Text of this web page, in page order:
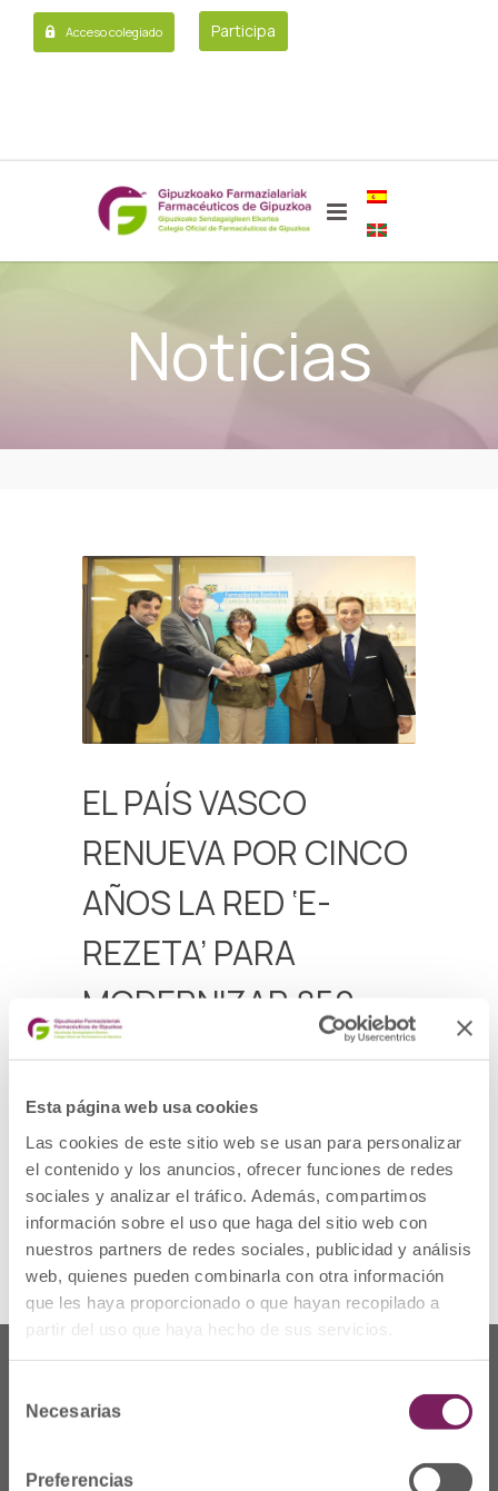
Esta página web usa cookies
Las cookies de este sitio web se usan para personalizar
el contenido y los anuncios, ofrecer funciones de redes
sociales y analizar el tráfico. Además, compartimos
información sobre el uso que haga del sitio web con
nuestros partners de redes sociales, publicidad y análisis
web, quienes pueden combinarla con otra información
que les haya proporcionado o que hayan recopilado a
partir del uso que haya hecho de sus servicios.
Necesarias
Preferencias
Acceso colegiado Participa
Noticias
EL PAÍS VASCO
RENUEVA POR CINCO
AÑOS LA RED ‘E-
REZETA’ PARA
MODERNIZAR 850
FARMACIAS
Los tres Colegios Oficiales de
renovación de su acuerdo garantizando la
conectividad y su evolución hacia redes SD-
Ver noticia